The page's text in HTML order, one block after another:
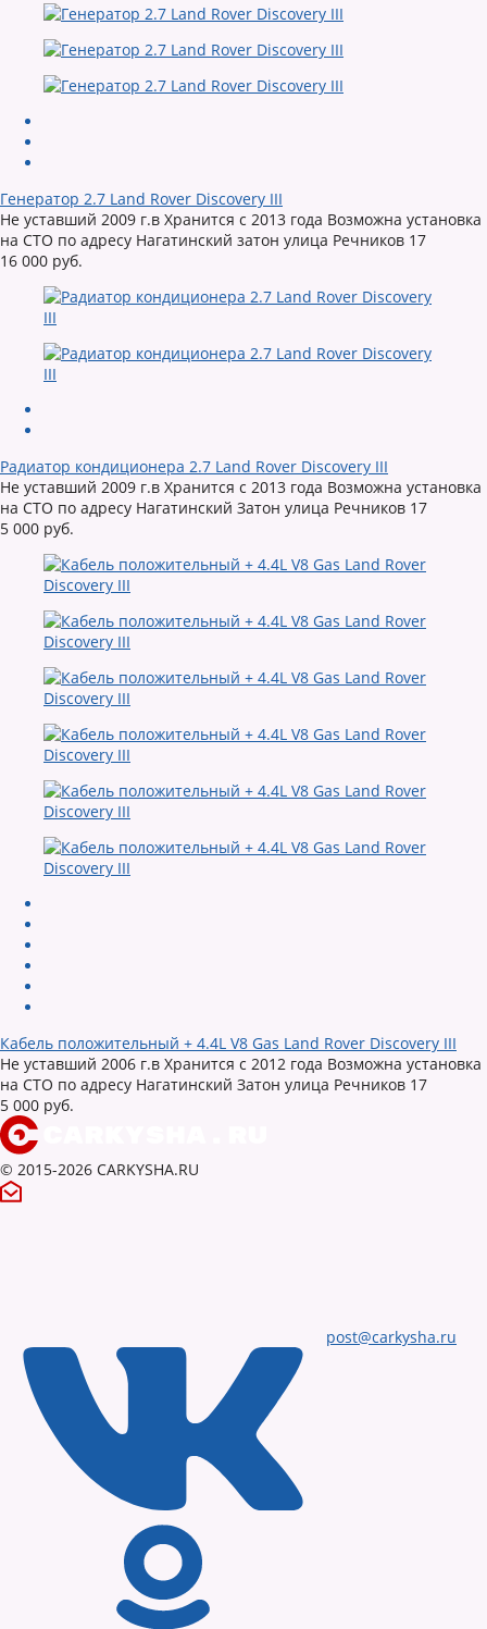
Генератор 2.7 Land Rover Discovery III
Не уставший 2009 г.в Хранится с 2013 года Возможна установка
на СТО по адресу Нагатинский затон улица Речников 17
16 000 руб.
Радиатор кондиционера 2.7 Land Rover Discovery III
Не уставший 2009 г.в Хранится с 2013 года Возможна установка
на СТО по адресу Нагатинский Затон улица Речников 17
5 000 руб.
Кабель положительный + 4.4L V8 Gas Land Rover Discovery III
Не уставший 2006 г.в Хранится с 2012 года Возможна установка
на СТО по адресу Нагатинский Затон улица Речников 17
5 000 руб.
© 2015-2026 CARKYSHA.RU
post@carkysha.ru